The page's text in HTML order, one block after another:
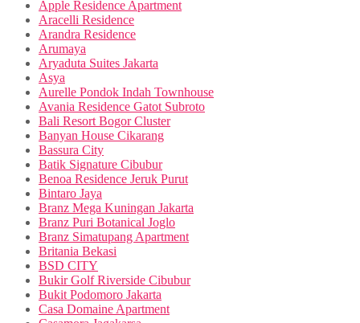
Apple Residence Apartment
Aracelli Residence
Arandra Residence
Arumaya
Aryaduta Suites Jakarta
Asya
Aurelle Pondok Indah Townhouse
Avania Residence Gatot Subroto
Bali Resort Bogor Cluster
Banyan House Cikarang
Bassura City
Batik Signature Cibubur
Benoa Residence Jeruk Purut
Bintaro Jaya
Branz Mega Kuningan Jakarta
Branz Puri Botanical Joglo
Branz Simatupang Apartment
Britania Bekasi
BSD CITY
Bukir Golf Riverside Cibubur
Bukit Podomoro Jakarta
Casa Domaine Apartment